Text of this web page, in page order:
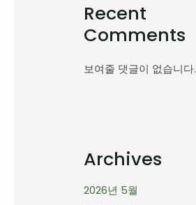
Recent
Comments
보여줄 댓글이 없습니다.
Archives
2026년 5월